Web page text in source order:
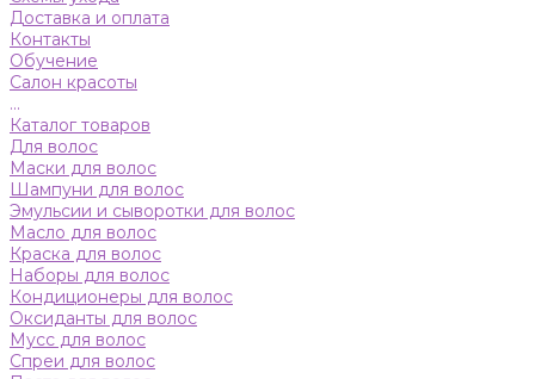
Доставка и оплата
Контакты
Обучение
Салон красоты
...
Каталог товаров
Для волос
Маски для волос
Шампуни для волос
Эмульсии и сыворотки для волос
Масло для волос
Краска для волос
Наборы для волос
Кондиционеры для волос
Оксиданты для волос
Мусс для волос
Спреи для волос